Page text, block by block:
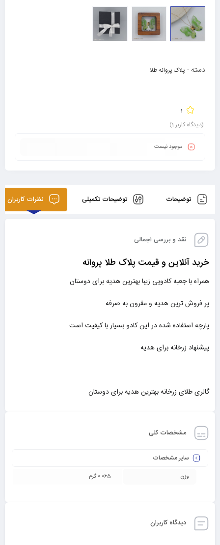
1
(دیدگاه کاربر 1
)
موجود نیست
دسته : پلاک پروانه طلا
توضیحات توضیحات تکمیلی نظرات کاربران
نقد و بررسی اجمالی
خرید آنلاین و قیمت پلاک طلا پروانه
همراه با جعبه کادویی زیبا بهترین هدیه برای دوستان
پر فروش ترین هدیه و مقرون به صرفه
پارچه استفاده شده در این کادو بسیار با کیفیت است
پیشنهاد زرخانه برای هدیه
گالری طلای زرخانه بهترین هدیه برای دوستان
مشخصات کلی
سایر مشخصات
وزن 0.065 گرم
دیدگاه کاربران